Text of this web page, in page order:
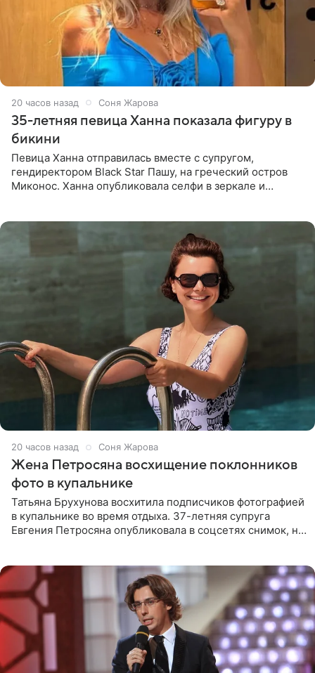
20 часов назад Соня Жарова
35-летняя певица Ханна показала фигуру в
бикини
Певица Ханна отправилась вместе с супругом,
гендиректором Black Star Пашу, на греческий остров
Миконос. Ханна опубликовала селфи в зеркале и
20 часов назад Соня Жарова
Жена Петросяна восхищение поклонников
фото в купальнике
Татьяна Брухунова восхитила подписчиков фотографией
в купальнике во время отдыха. 37-летняя супруга
Евгения Петросяна опубликовала в соцсетях снимок, на